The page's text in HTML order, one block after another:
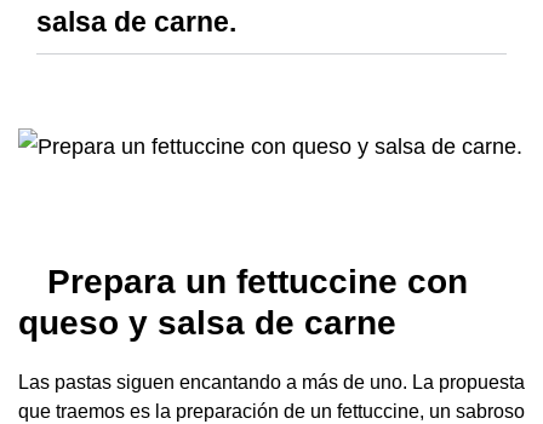
salsa de carne.
Prepara un fettuccine con
queso y salsa de carne
Las pastas siguen encantando a más de uno. La propuesta
que traemos es la preparación de un fettuccine, un sabroso